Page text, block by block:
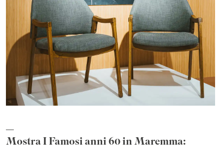
Mostra I Famosi anni 60 in Maremma: